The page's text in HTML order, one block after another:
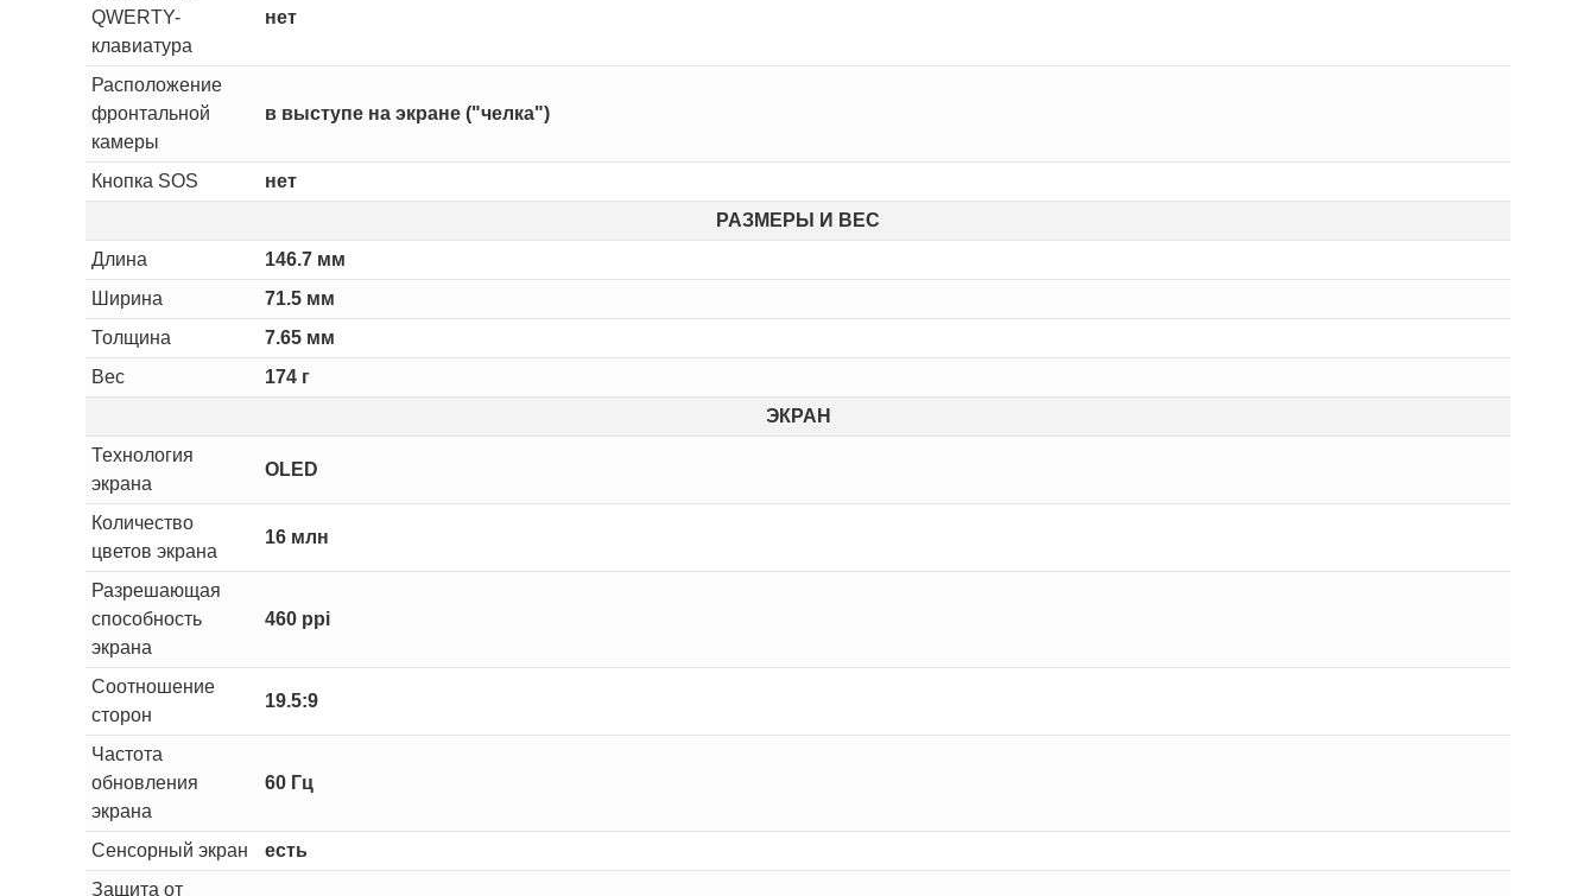
QWERTY-
клавиатура
нет
Расположение
фронтальной
камеры
в выступе на экране ("челка")
Кнопка SOS
нет
РАЗМЕРЫ И ВЕС
Длина
146.7 мм
Ширина
71.5 мм
Толщина
7.65 мм
Вес
174 г
ЭКРАН
Технология
экрана
OLED
Количество
цветов экрана
16 млн
Разрешающая
способность
экрана
460 ppi
Соотношение
сторон
19.5:9
Частота
обновления
экрана
60 Гц
Сенсорный экран
есть
Защита от